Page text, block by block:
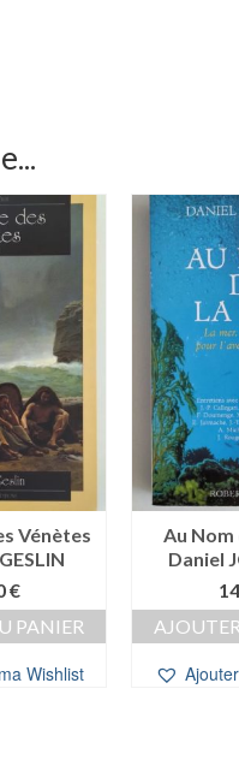
Vénètes
€
PANIER
Wishlist
Au Nom
Daniel